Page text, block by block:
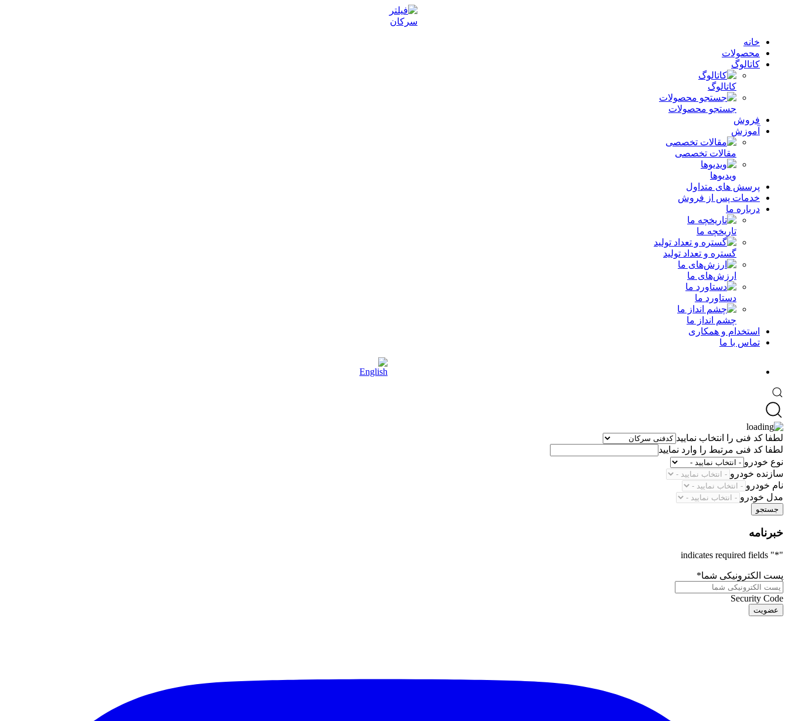
خانه
محصولات
کاتالوگ
کاتالوگ
جستجو محصولات
فروش
آموزش
مقالات تخصصی
ویدیوها
پرسش های متداول
خدمات پس از فروش
درباره ما
تاریخچه ما
گستره و تعداد تولید
ارزش‌های ما
دستاورد ما
چشم انداز ما
استخدام و همکاری
تماس با ما
لطفا کد فنی را انتخاب نمایید
لطفا کد فنی مرتبط را وارد نمایید
نوع خودرو
سازنده خودرو
نام خودرو
مدل خودرو
جستجو
خبرنامه
"
*
" indicates required fields
پست الکترونیکی شما*
Security Code